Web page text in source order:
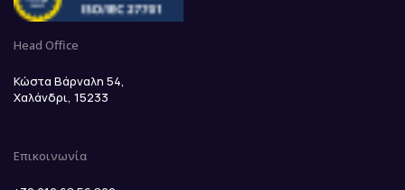
Head Office
Κώστα Βάρναλη 54,
Χαλάνδρι, 15233
Επικοινωνία